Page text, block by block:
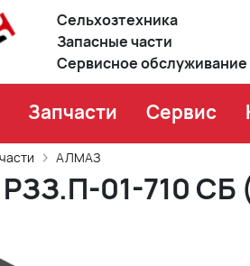
Сельхозтехника
Запасные части
Сервисное обслуживание
Запчасти Сервис
АЛМАЗ
01-710 СБ